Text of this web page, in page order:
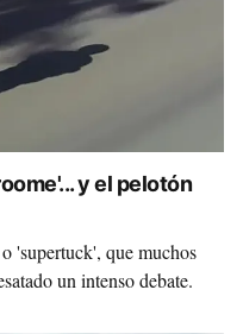
y el pelotón
'supertuck', que muchos
un intenso debate.